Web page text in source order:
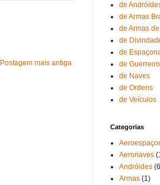
Postagem mais antiga
de
de Armas
de Armas
de
de
de
de Naves
de Ordens
de Veículos
Categorias
Aeronaves
Andróides
Armas (1)